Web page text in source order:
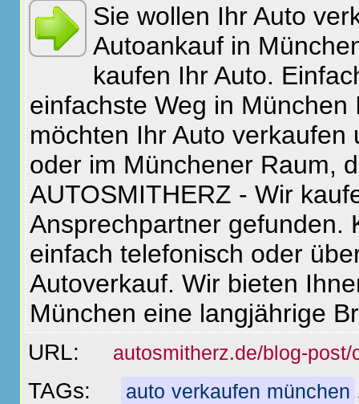
Sie wollen Ihr Auto
Autoankauf in
kaufen Ihr Auto.
einfachste Weg in
möchten Ihr Auto
oder im Münchener Raum,
AUTOSMITHERZ - Wir
Ansprechpartner gefunden.
einfach telefonisch oder
Autoverkauf. Wir bieten
München eine langjährige
URL: autosmitherz.de/blog-
TAGs: auto verkaufen münchen